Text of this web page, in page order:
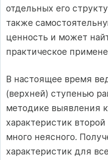
отдельных его
также
ценность и может
практическое
В настоящее время
(верхней) ступенью
методике выявления
характеристик
много неясного.
характеристик для